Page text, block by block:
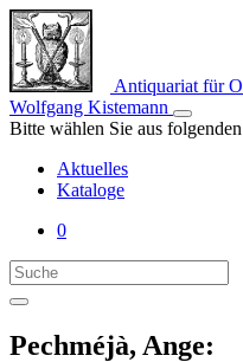
Antiquariat für
Wolfgang Kistemann
Bitte wählen Sie aus
Aktuelles
Kataloge
0
Pechméjà, Ange: